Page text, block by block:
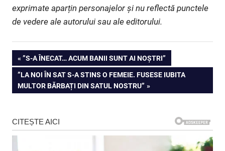
exprimate aparțin personajelor și nu reflectă punctele
de vedere ale autorului sau ale editorului.
Navigare
în
articole
PREVIOUS
POST:
”S-A ÎNECAT… ACUM BANII SUNT AI NOȘTRI”
NEXT
POST:
”LA NOI ÎN SAT S-A STINS O FEMEIE. FUSESE IUBITA
MULTOR BĂRBAȚI DIN SATUL NOSTRU”